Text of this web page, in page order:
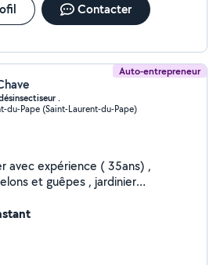
Contacter
Auto-entrepreneur
.
du-Pape (Saint-Laurent-du-Pape)
avec expérience ( 35ans) ,
et guêpes , jardinier